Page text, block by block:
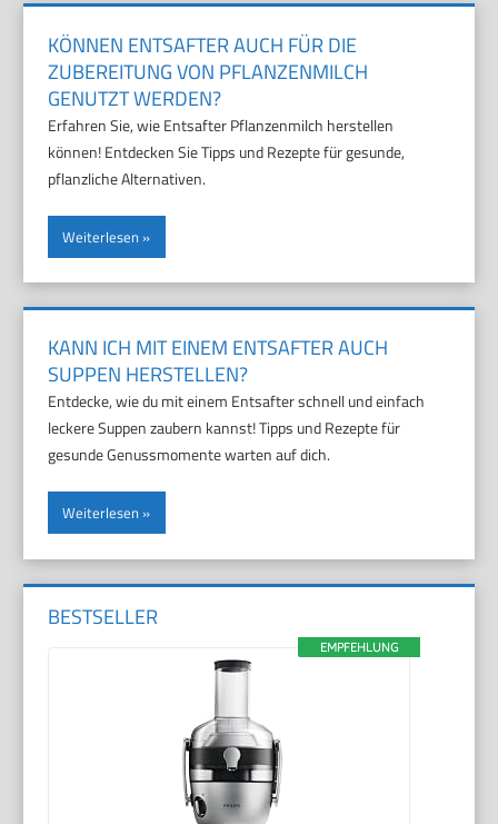
KÖNNEN ENTSAFTER AUCH FÜR DIE
ZUBEREITUNG VON PFLANZENMILCH
GENUTZT WERDEN?
Erfahren Sie, wie Entsafter Pflanzenmilch herstellen
können! Entdecken Sie Tipps und Rezepte für gesunde,
pflanzliche Alternativen.
Weiterlesen
KANN ICH MIT EINEM ENTSAFTER AUCH
SUPPEN HERSTELLEN?
Entdecke, wie du mit einem Entsafter schnell und einfach
leckere Suppen zaubern kannst! Tipps und Rezepte für
gesunde Genussmomente warten auf dich.
Weiterlesen
BESTSELLER
EMPFEHLUNG